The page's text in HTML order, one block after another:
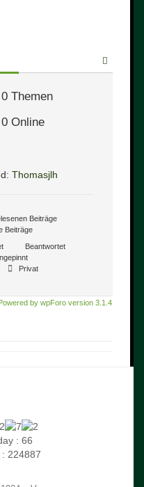
0 Themen
0 Online
Thomasjlh
Beiträge
Beiträge
Beantwortet
Privat
by wpForo version 3.1.4
: 66
224887